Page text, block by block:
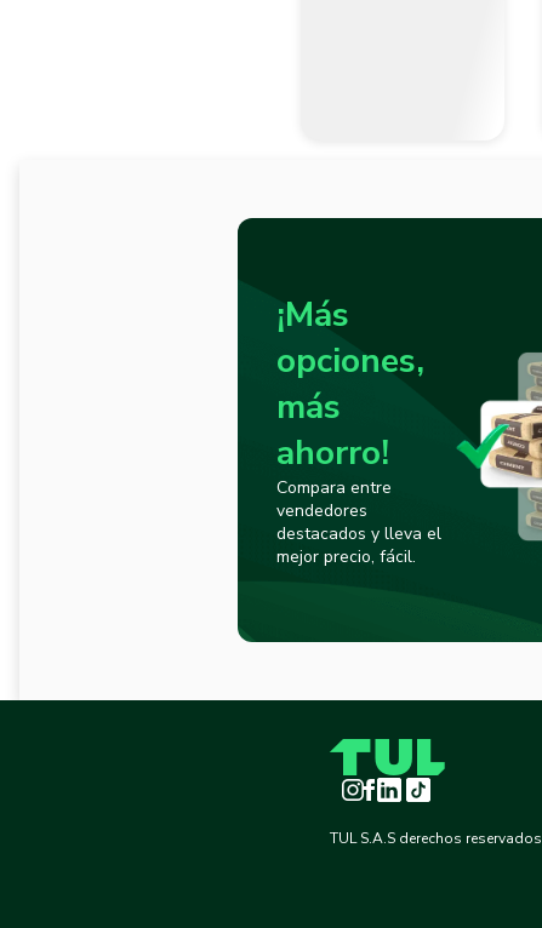
¡Más
opciones,
más
ahorro!
Compara entre
vendedores
destacados y lleva el
mejor precio, fácil.
Instagram
Facebook
LinkedInTikTok
TUL S.A.S derechos reservados